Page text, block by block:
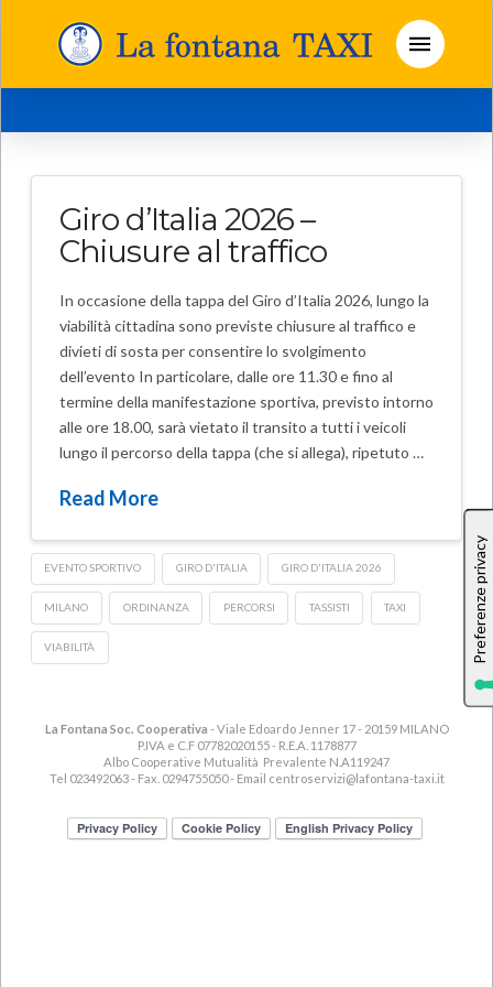
Giro d’Italia 2026 –
Chiusure al traffico
In occasione della tappa del Giro d’Italia 2026, lungo la
viabilità cittadina sono previste chiusure al traffico e
divieti di sosta per consentire lo svolgimento
dell’evento In particolare, dalle ore 11.30 e fino al
termine della manifestazione sportiva, previsto intorno
alle ore 18.00, sarà vietato il transito a tutti i veicoli
lungo il percorso della tappa (che si allega), ripetuto …
Read More
EVENTO SPORTIVO GIRO D'ITALIA GIRO D'ITALIA 2026
MILANO ORDINANZA PERCORSI TASSISTI TAXI
VIABILITÀ
La Fontana Soc. Cooperativa - Viale Edoardo Jenner 17 - 20159 MILANO
P.IVA e C.F 07782020155 - R.E.A. 1178877
Albo Cooperative Mutualità Prevalente N.A119247
Tel 023492063 - Fax. 0294755050 - Email centroservizi@lafontana-taxi.it